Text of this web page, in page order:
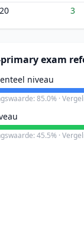
3
exam
niveau
85.0% ·
45.5% ·